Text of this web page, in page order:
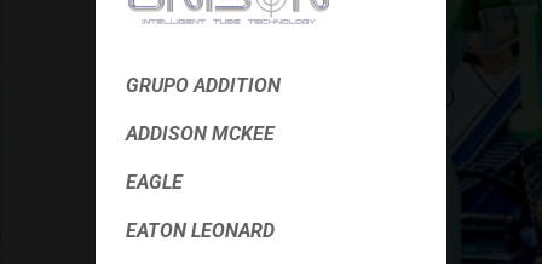
GRUPO ADDITION
ADDISON MCKEE
EAGLE
EATON LEONARD